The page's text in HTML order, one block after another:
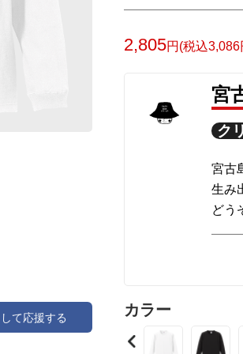
て応援する
2,805円(税込3,086
宮
ク
宮古
生み
どう
商
カラー